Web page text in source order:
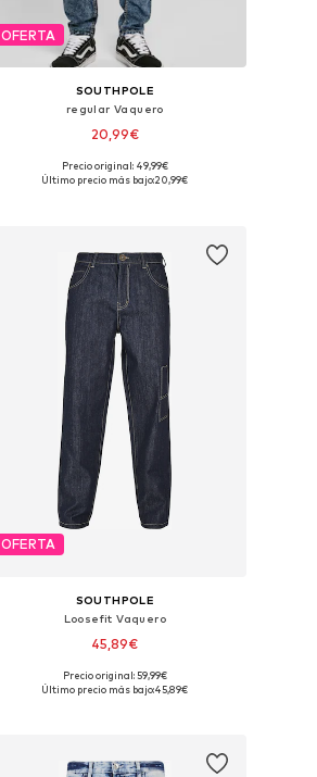
OFERTA
SOUTHPOLE
regular Vaquero
20,99€
Tallas disponibles: 30 x 30, 38 x 32
Precio original: 49,99€
Último precio más bajo:20,99€
OFERTA
SOUTHPOLE
Loosefit Vaquero
45,89€
Tallas disponibles: 31, 32
Precio original: 59,99€
Último precio más bajo:45,89€